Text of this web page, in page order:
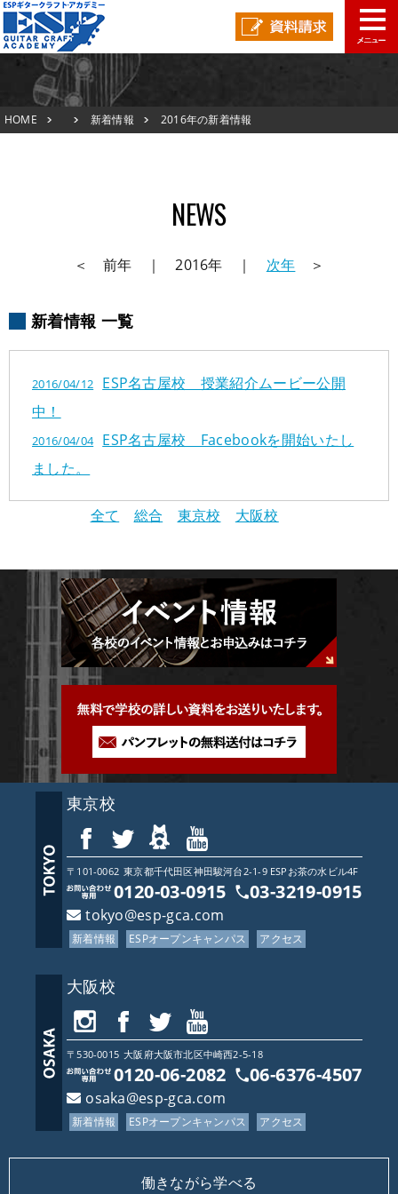
TOP
新着情報
在校生の声
スタッフ紹介
学校概要
メッセージ
学科コース
学科・コース紹介
募集要項 学費について 学生マンション
学費サポート 短期大学併修制度
よくある質問
就職進路指導 就職実績 卒業生紹介
スペシャル
イベント 学生作品 来校アーティスト
アーティストメッセージ 講師の腕自慢
コラム GCAの人気動画紹介
各校紹介
東京校
大阪校
オープンキャンパス 資料請求
お問い合わせ
HOME 新着情報 2016年の新着情報
ESPオープンキャンパス
アクセスマップ
スタッフ紹介
生徒作品紹介
NEWS
＜ 前年 ｜ 2016年 ｜ 次年 ＞
新着情報 一覧
2016/04/12
ESP名古屋校 授業紹介ムービー公開
中！
2016/04/04 ESP名古屋校 Facebookを開始いたし
ました。
全て 総合 東京校 大阪校
東京校
〒101-0062 東京都千代田区神田駿河台2-1-9 ESPお茶の水ビル4F
0120-03-0915 03-3219-0915
tokyo@esp-gca.com
新着情報 ESPオープンキャンパス アクセス
大阪校
〒530-0015 大阪府大阪市北区中崎西2-5-18
0120-06-2082 06-6376-4507
osaka@esp-gca.com
新着情報 ESPオープンキャンパス アクセス
働きながら学べる